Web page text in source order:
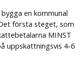
en kommunal
första steget, som
MINST
uppskattningsvis 4-6